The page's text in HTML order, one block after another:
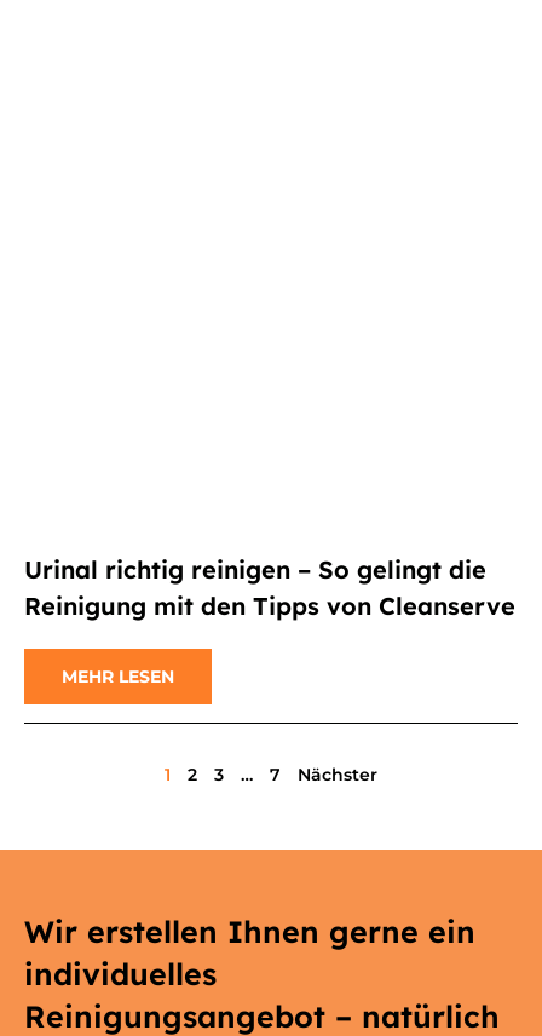
Urinal richtig reinigen – So gelingt die
Reinigung mit den Tipps von Cleanserve
MEHR LESEN
1 2 3 … 7 Nächster
Wir erstellen Ihnen gerne ein
individuelles
Reinigungsangebot – natürlich